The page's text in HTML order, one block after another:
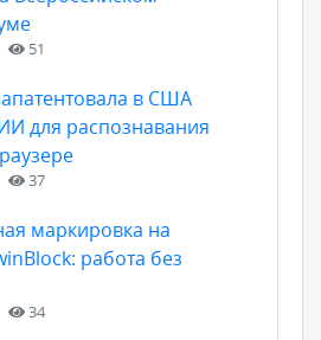
51
в США
для распознавания
37
маркировка на
работа без
34